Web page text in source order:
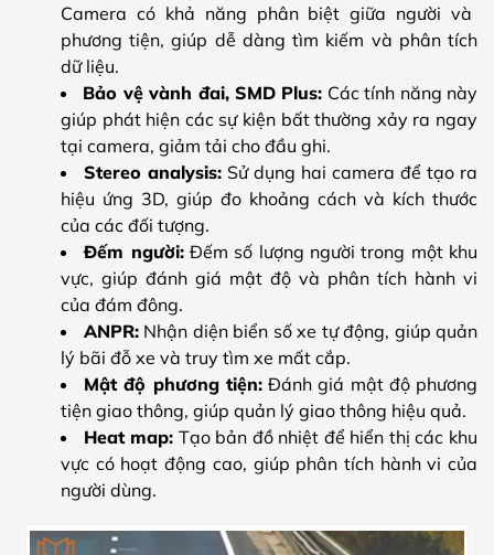
Camera có khả năng phân biệt giữa người và
phương tiện, giúp dễ dàng tìm kiếm và phân tích
dữ liệu.
Bảo vệ vành đai, SMD Plus: Các tính năng này
giúp phát hiện các sự kiện bất thường xảy ra ngay
tại camera, giảm tải cho đầu ghi.
Stereo analysis: Sử dụng hai camera để tạo ra
hiệu ứng 3D, giúp đo khoảng cách và kích thước
của các đối tượng.
Đếm người:Đếm số lượng người trong một khu
vực, giúp đánh giá mật độ và phân tích hành vi
của đám đông.
ANPR:Nhận diện biển số xe tự động, giúp quản
lý bãi đỗ xe và truy tìm xe mất cắp.
Mật độ phương tiện:Đánh giá mật độ phương
tiện giao thông, giúp quản lý giao thông hiệu quả.
Heat map: Tạo bản đồ nhiệt để hiển thị các khu
vực có hoạt động cao, giúp phân tích hành vi của
người dùng.